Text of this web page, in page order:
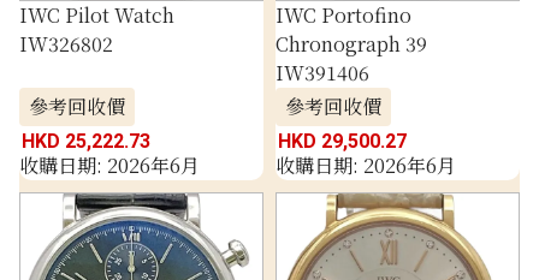
IWC Pilot Watch
IW326802
參考回收價
HKD 25,222.73
收購日期: 2026年6月
IWC Portofino
Chronograph 39
IW391406
參考回收價
HKD 29,500.27
收購日期: 2026年6月